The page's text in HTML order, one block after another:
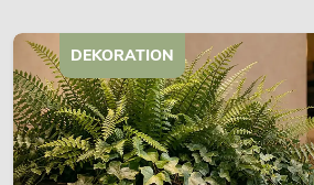
DEKORATION